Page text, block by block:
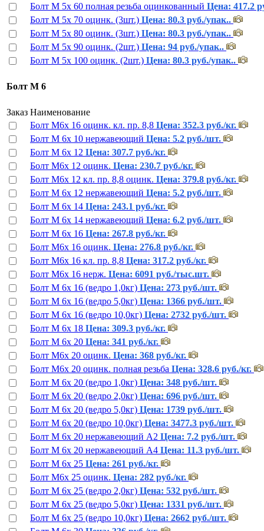
Болт М 5х 60 полная резьба оцинкованный Цена: 417.2
Болт М 5х 70 оцинк. (3шт.) Цена: 80.3 руб./упак..
Болт М 5х 80 оцинк. (3шт.) Цена: 80.3 руб./упак..
Болт М 5х 90 оцинк. (2шт.) Цена: 94 руб./упак..
Болт М 5х 100 оцинк. (2шт.) Цена: 80.3 руб./упак..
Бoлт М 6
Заказ Наименование
Болт М6х 16 оцинк. кл. пр. 8,8 Цена: 352.3 руб./кг.
Болт М 6х 10 нержавеющий Цена: 5.2 руб./шт.
Болт М 6х 12 Цена: 307.7 руб./кг.
Болт М6х 12 оцинк. Цена: 230.7 руб./кг.
Болт М6х 12 кл. пр. 8,8 оцинк. Цена: 379.8 руб./кг.
Болт М 6х 12 нержавеющий Цена: 5.2 руб./шт.
Болт М 6х 14 Цена: 243.1 руб./кг.
Болт М 6х 14 нержавеющий Цена: 6.2 руб./шт.
Болт М 6х 16 Цена: 267.8 руб./кг.
Болт М6х 16 оцинк. Цена: 276.8 руб./кг.
Болт М6х 16 кл. пр. 8,8 Цена: 317.2 руб./кг.
Болт М6х 16 нерж. Цена: 6091 руб./тыс.шт.
Болт М 6х 16 (ведро 1,0кг) Цена: 273 руб./шт.
Болт М 6х 16 (ведро 5,0кг) Цена: 1366 руб./шт.
Болт М 6х 16 (ведро 10,0кг) Цена: 2732 руб./шт.
Болт М 6х 18 Цена: 309.3 руб./кг.
Болт М 6х 20 Цена: 341 руб./кг.
Болт М6х 20 оцинк. Цена: 368 руб./кг.
Болт М6х 20 оцинк. полная резьба Цена: 328.6 руб./кг.
Болт М 6х 20 (ведро 1,0кг) Цена: 348 руб./шт.
Болт М 6х 20 (ведро 2,0кг) Цена: 696 руб./шт.
Болт М 6х 20 (ведро 5,0кг) Цена: 1739 руб./шт.
Болт М 6х 20 (ведро 10,0кг) Цена: 3477.3 руб./шт.
Болт М 6х 20 нержавеющий А2 Цена: 7.2 руб./шт.
Болт М 6х 20 нержавеющий А4 Цена: 11.3 руб./шт.
Болт М 6х 25 Цена: 261 руб./кг.
Болт М6х 25 оцинк. Цена: 282 руб./кг.
Болт М 6х 25 (ведро 2,0кг) Цена: 532 руб./шт.
Болт М 6х 25 (ведро 5,0кг) Цена: 1331 руб./шт.
Болт М 6х 25 (ведро 10,0кг) Цена: 2662 руб./шт.